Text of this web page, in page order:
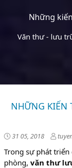
Những
Văn thư - lưu
NHỮNG KIẾN
31 05, 2018
Trong sự phát triển
phòng, văn thư